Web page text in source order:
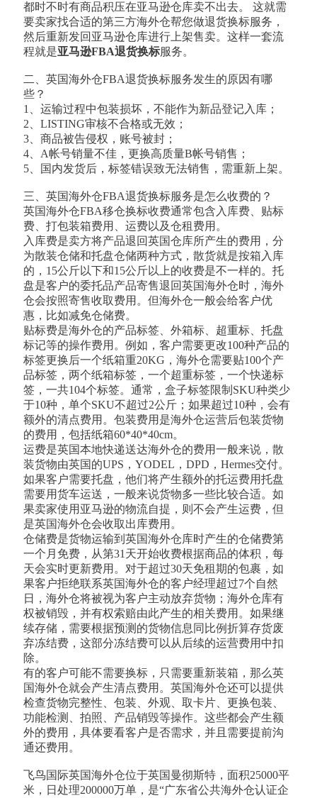
都时不时有商品积压在亚马逊仓库卖不出去。 这就需
要卖家找合适的第三方海外仓帮您做退货换标服务，
然后重新发回亚马逊仓库进行上架售卖。这样一套流
程就是亚马逊FBA退货换标服务。
二、英国海外仓FBA退货换标服务发生的原因有哪
些？
1、运输过程中包装损坏，不能作为新品登记入库；
2、LISTING审核不合格或无效；
3、商品被告侵权，账号被封；
4、A帐号销量不佳，更换高质量B帐号销售；
5、国内发货后，标签错误致无法销售，需重新上架。
三、英国海外仓FBA退货换标服务是怎么收费的？
英国海外仓FBA移仓换标收费通常包含入库费、贴标
费、打包装箱费用、运费以及仓租费用。
入库费是卖方将产品退回英国仓库所产生的费用，分
为散装仓储和托盘仓储两种方式，散货就是按箱入库
的，15公斤以下和15公斤以上的收费是不一样的。托
盘是客户的委托品产品寄售退回英国海外仓时，海外
仓会按照寄售收取费用。但海外仓一般会给客户优
惠，比如减免仓储费。
贴标费是海外仓的产品标签、外箱标、超重标、托盘
标记等的操作费用。例如，客户需要更改100种产品的
标签更换后一个纸箱重20KG，海外仓需要贴100个产
品标签，两个纸箱标签，一个超重标签，一个快递标
签，一共104个标签。通常，盒子标签限制SKU种类少
于10种，单个SKU不超过2公斤；如果超过10种，会有
额外的清点费用。包装费用是海外仓运营后包装货物
的费用，包括纸箱60*40*40cm。
运费是英国本地快递送达海外仓的费用一般来说，散
装货物由英国的UPS，YODEL，DPD，Hermes交付。
如果客户需要托盘，他们将产生额外的托运费用托盘
需要用货车运送，一般来说货物多一些比较合适。如
果卖家使用亚马逊的物流自提，则不会产生运费，但
是英国海外仓会收取出库费用。
仓储费是货物运输到英国海外仓库时产生的仓储费第
一个月免费，从第31天开始收费根据商品的体积，每
天会实时更新费用。对于超过30天免租期的包裹，如
果客户拒绝联系英国海外仓的客户经理超过7个自然
日，海外仓将被视为客户主动放弃货物；海外仓库有
权被销毁，并有权索赔由此产生的相关费用。如果继
续存储，需要根据预测的货物信息同比例折算存货废
弃冻结费，这部分冻结费可以从后续的运营费用中扣
除。
有的客户可能不需要换标，只需要重新装箱，那么英
国海外仓就会产生清点费用。英国海外仓还可以提供
检查货物完整性、包装、外观、取卡片、更换包装、
功能检测、拍照、产品销毁等操作。这些都会产生额
外的费用，具体要看客户是否需求，并且需要提前沟
通还费用。
飞鸟国际英国海外仓位于英国曼彻斯特，面积25000平
米，日处理200000万单，是“广东省公共海外仓认证企